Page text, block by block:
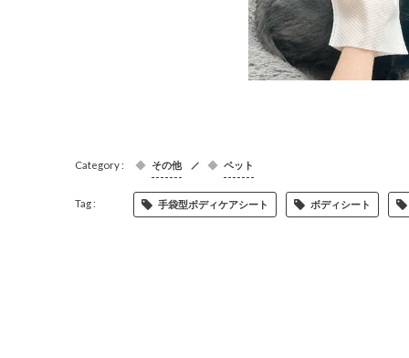
その他 ペット
手袋型ボディケアシート ボディシート